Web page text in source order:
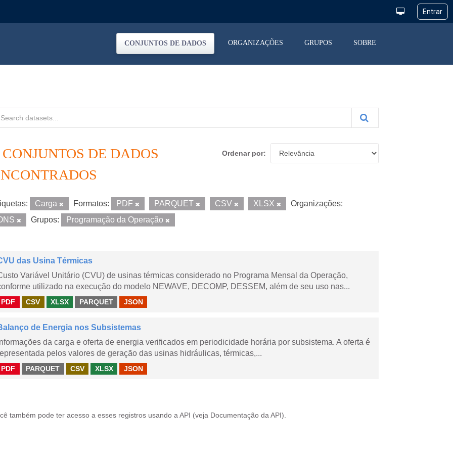
CONJUNTOS DE DADOS ORGANIZAÇÕES GRUPOS SOBRE
Ordenar por
CONJUNTOS DE DADOS
Carga Formatos: PDF PARQUET CSV XLSX
Organizações:
Grupos: Programação da Operação
das Usina Térmicas
Variável Unitário (CVU) de usinas térmicas considerado no Programa Mensal da Operação,
utilizado na execução do modelo NEWAVE, DECOMP, DESSEM, além de seu uso nas...
PDF CSV XLSX PARQUET JSON
de Energia nos Subsistemas
Informações da carga e oferta de energia verificados em periodicidade horária por subsistema. A oferta é
pelos valores de geração das usinas hidráulicas, térmicas,...
PDF PARQUET CSV XLSX JSON
também pode ter acesso a esses registros usando a API (veja Documentação da API ).